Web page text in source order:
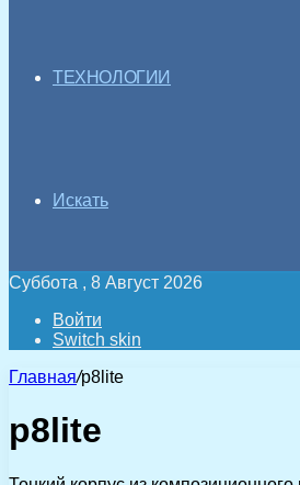
ТЕХНОЛОГИИ
Искать
Суббота , 8 Август 2026
Войти
Switch skin
Главная/p8lite
p8lite